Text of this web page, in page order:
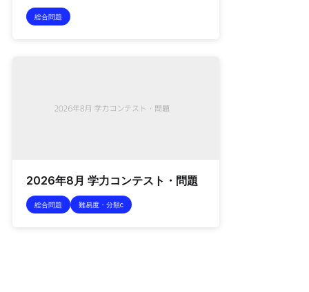
総合問題
2026年8月 学力コンテスト・問題
総合問題 難易度・分類c